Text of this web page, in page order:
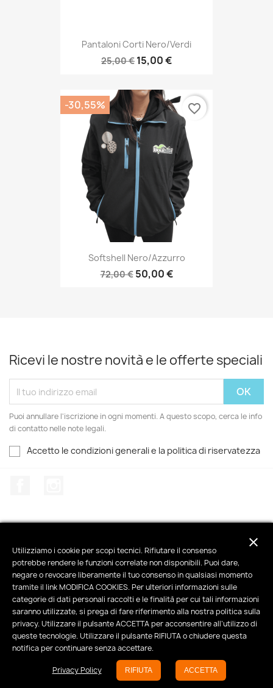
Pantaloni Corti Nero/verdi
25,00 € 15,00 €
Softshell Nero/azzurro
72,00 € 50,00 €
-30,55% favorite_border
Ricevi le nostre novità e le offerte speciali
Puoi annullare l'iscrizione in ogni momenti. A questo scopo, cerca le info
di contatto nelle note legali.
Accetto le condizioni generali e la politica di riservatezza
PRODOTTI
LA NOSTRA AZIENDA
IL TUO ACCOUNT 
INFORMAZIONI NEGOZIO
© 2026 - negozio online creato con PrestaShop™
close
Utilizziamo i cookie per scopi tecnici. Rifiutare il consenso
potrebbe rendere le funzioni correlate non disponibili. Puoi dare,
negare o revocare liberamente il tuo consenso in qualsiasi momento
tramite il link MODIFICA COOKIES. Per ulteriori informazioni sulle
categorie di dati personali raccolti e le finalità per cui tali informazioni
saranno utilizzate, si prega di fare riferimento alla nostra politica sulla
privacy. Utilizzare il pulsante ACCETTA per acconsentire all’utilizzo di
queste tecnologie. Utilizzare il pulsante RIFIUTA o chiudere questa
notifica per continuare senza accettare.
Privacy Policy RIFIUTA ACCETTA